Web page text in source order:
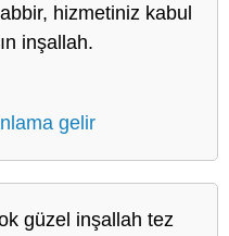
hizmetiniz kabul
inşallah.
gelir
güzel inşallah tez